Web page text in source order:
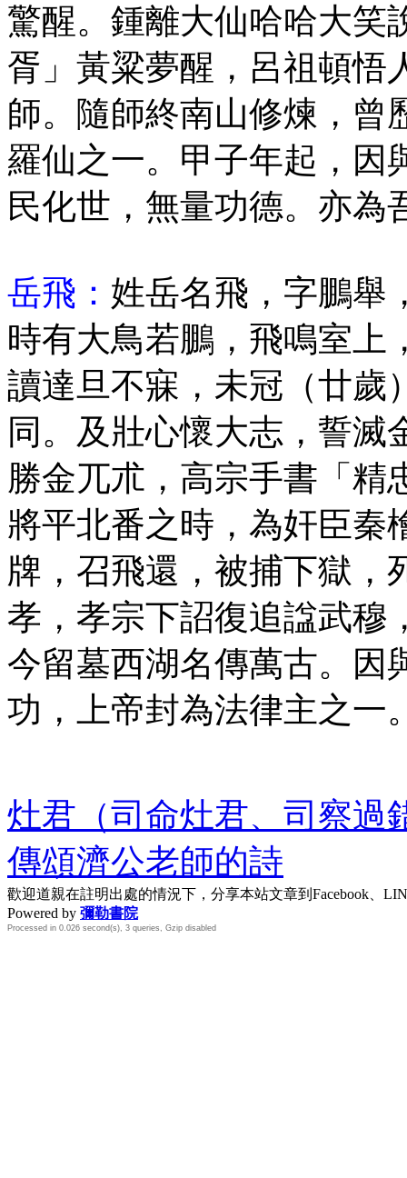
驚醒。鍾離大仙哈哈大笑
胥」黃粱夢醒，呂祖頓悟
師。隨師終南山修煉，曾
羅仙之一。甲子年起，因
民化世，無量功德。亦為
岳飛： 姓岳名飛，字鵬舉
時有大鳥若鵬，飛鳴室上
讀達旦不寐，未冠（廿
同。及壯心懷大志，誓滅
勝金兀朮，高宗手書「精
將平北番之時，為奸臣秦
牌，召飛還，被捕下獄，
孝，孝宗下詔復追諡武穆
今留墓西湖名傳萬古。因
功，上帝封為法律主之一
灶君（司命灶君、司察過
傳頌濟公老師的詩
歡迎道親在註明出處的情況下，分享本站文章到Facebook、
Powered by 彌勒書院
Processed in 0.026 second(s), 3 queries, Gzip disabled